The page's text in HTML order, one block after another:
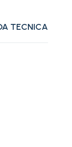
TECNICA